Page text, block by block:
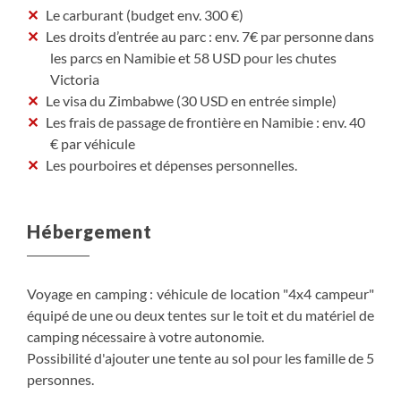
Le carburant (budget env. 300 €)
Les droits d’entrée au parc : env. 7€ par personne dans
les parcs en Namibie et 58 USD pour les chutes
Victoria
Le visa du Zimbabwe (30 USD en entrée simple)
Les frais de passage de frontière en Namibie : env. 40
€ par véhicule
Les pourboires et dépenses personnelles.
Hébergement
Voyage en camping : véhicule de location "4x4 campeur"
équipé de une ou deux tentes sur le toit et du matériel de
camping nécessaire à votre autonomie.
Possibilité d'ajouter une tente au sol pour les famille de 5
personnes.